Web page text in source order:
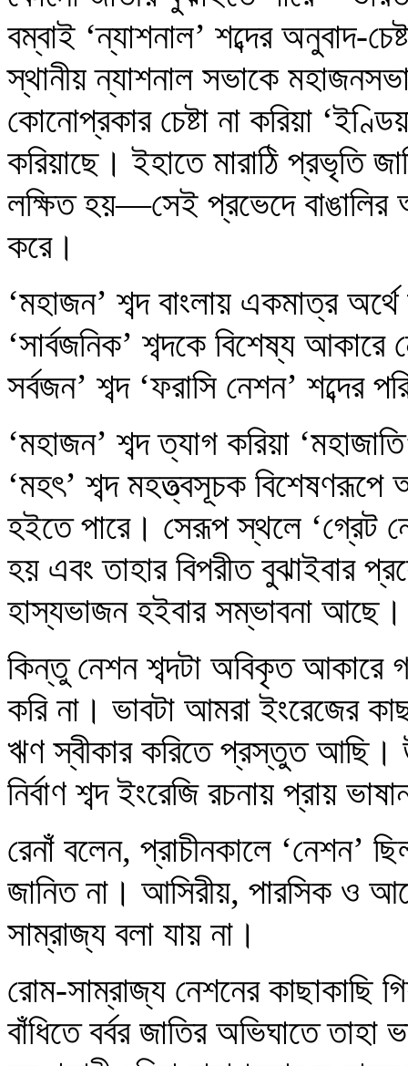
বম্বাই ‘ন্যাশনাল’ শব্দের অনুবাদ-
স্থানীয় ন্যাশনাল সভাকে
কোনোপ্রকার চেষ্টা না করিয়া
করিয়াছে। ইহাতে মারাঠি প্রভৃতি
লক্ষিত হয়—সেই প্রভেদে বাঙালির
করে।
‘মহাজন’ শব্দ বাংলায় একমাত্র
‘সার্বজনিক’ শব্দকে বিশেষ্য আকারে
সর্বজন’ শব্দ ‘ফরাসি নেশন’ শব্দের
‘মহাজন’ শব্দ ত্যাগ করিয়া
‘মহৎ’ শব্দ মহত্ত্বসূচক
হইতে পারে। সেরূপ স্থলে ‘গ্রেট
হয় এবং তাহার বিপরীত বুঝাইবার
হাস্যভাজন হইবার সম্ভাবনা আছে।
কিন্তু নেশন শব্দটা অবিকৃত
করি না। ভাবটা আমরা ইংরেজের
ঋণ স্বীকার করিতে প্রস্তুত আছি।
নির্বাণ শব্দ ইংরেজি রচনায় প্রায়
রেনাঁ বলেন, প্রাচীনকালে ‘নেশন’
জানিত না। আসিরীয়, পারসিক ও
সাম্রাজ্য বলা যায় না।
রোম-সাম্রাজ্য নেশনের কাছাকাছি
বাঁধিতে বর্বর জাতির অভিঘাতে